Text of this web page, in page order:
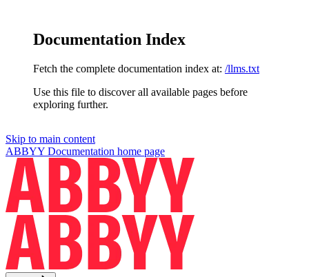
Documentation Index
Fetch the complete documentation index at: /llms.txt
Use this file to discover all available pages before
exploring further.
Skip to main content
ABBYY Documentation home page